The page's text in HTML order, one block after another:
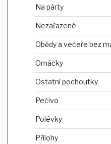
Na párty
Nezařazené
Obědy a večeře bez
Omáčky
Ostatní pochoutky
Pečivo
Polévky
Přílohy